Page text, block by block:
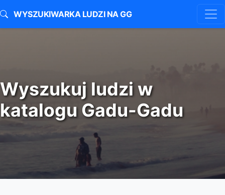
WYSZUKIWARKA LUDZI NA GG
Wyszukuj ludzi w
katalogu Gadu-Gadu